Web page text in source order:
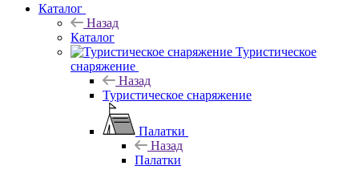
Каталог
Назад
Каталог
Туристическое
снаряжение
Назад
Туристическое снаряжение
Палатки
Назад
Палатки